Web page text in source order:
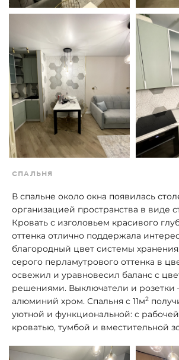
СПАЛЬНЯ
В спальне около окна появилась
организацией пространства в виде
Кровать с изголовьем красивого
оттенка отлично поддержала
благородный цвет системы
серого перламутрового оттенка в
освежил и уравновесил баланс с
решениями. Выключатели и розетки
алюминий хром. Спальня с 11м2
уютной и функциональной: с
кроватью, тумбой и вместительной